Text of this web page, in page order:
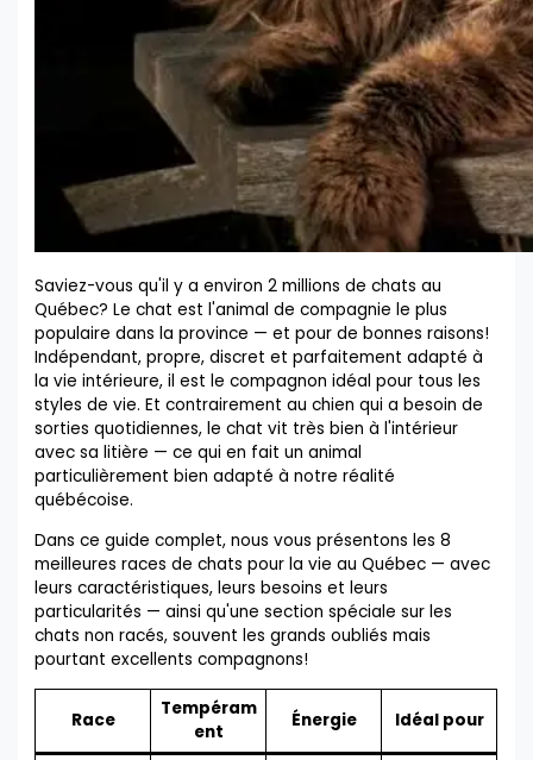
Saviez-vous qu'il y a environ 2 millions de chats au
Québec? Le chat est l'animal de compagnie le plus
populaire dans la province — et pour de bonnes raisons!
Indépendant, propre, discret et parfaitement adapté à
la vie intérieure, il est le compagnon idéal pour tous les
styles de vie. Et contrairement au chien qui a besoin de
sorties quotidiennes, le chat vit très bien à l'intérieur
avec sa litière — ce qui en fait un animal
particulièrement bien adapté à notre réalité
québécoise.
Dans ce guide complet, nous vous présentons les 8
meilleures races de chats pour la vie au Québec — avec
leurs caractéristiques, leurs besoins et leurs
particularités — ainsi qu'une section spéciale sur les
chats non racés, souvent les grands oubliés mais
pourtant excellents compagnons!
Race
Tempéram
ent
Énergie Idéal pour